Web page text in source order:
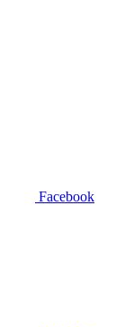
Facebook